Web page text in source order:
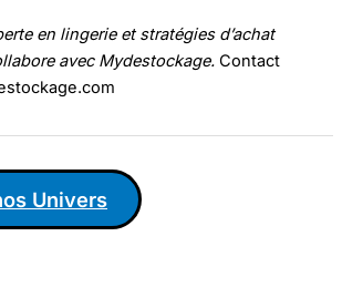
en lingerie et stratégies d’achat
avec Mydestockage. Contact
Univers